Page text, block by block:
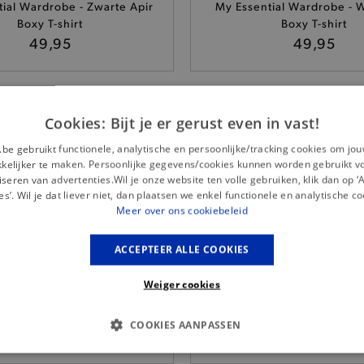
Wardrobe - Zwarte Apir
Boxy T-shirt
49,95
My Essential Wardrobe -
Boxy T-shirt
49,95
- Witte Essential Slim T-
shirt
35,-
Nümph - Witte Fira
39,95
— 50% *
Cookies: Bijt je er gerust even in vast!
gebruikt functionele, analytische en persoonlijke/tracking cookies om
te maken. Persoonlijke gegevens/cookies kunnen worden gebruikt
van advertenties.Wil je onze website ten volle gebruiken, klik dan op
Wil je dat liever niet, dan plaatsen we enkel functionele en analytische
Meer over ons cookiebeleid
ACCEPTEER ALLE COOKIES
Weiger cookies
COOKIES AANPASSEN
COOKIES ANALYTISCHE TARGETING